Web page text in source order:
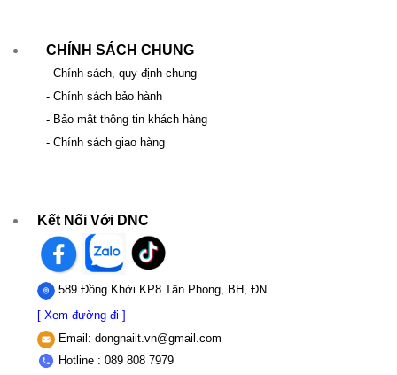
CHÍNH SÁCH CHUNG
- Chính sách, quy định chung
- Chính sách bảo hành
- Bảo mật thông tin khách hàng
- Chính sách giao hàng
Kết Nối Với DNC
589 Đồng Khởi KP8 Tân Phong, BH, ĐN
[ Xem đường đi ]
Email: dongnaiit.vn@gmail.com
Hotline : 089 808 7979